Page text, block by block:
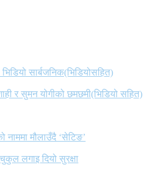
सार्बजनिक(भिडियोसहित)
र सुमन योगीको छमछमी(भिडियो सहित)
मौलाउँदै ‘सेटिङ’
लगाइ दियो सुरक्षा